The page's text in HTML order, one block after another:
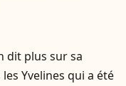
dit plus sur sa
Yvelines qui a été